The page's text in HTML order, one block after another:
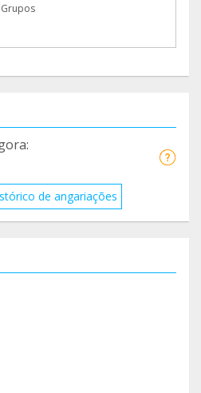
Grupos
de angariações